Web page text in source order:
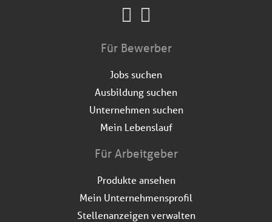
Für Bewerber
Jobs suchen
Ausbildung suchen
Unternehmen suchen
Mein Lebenslauf
Für Arbeitgeber
Produkte ansehen
Mein Unternehmensprofil
Stellenanzeigen verwalten